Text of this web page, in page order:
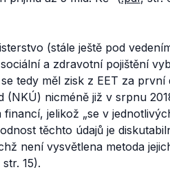
(stále ještě pod
a zdravotní pojištění
tedy měl zisk z EET za
(NKÚ) nicméně již v srpnu
financí, jelikož „se v
těchto údajů je
není vysvětlena metoda
str. 15).